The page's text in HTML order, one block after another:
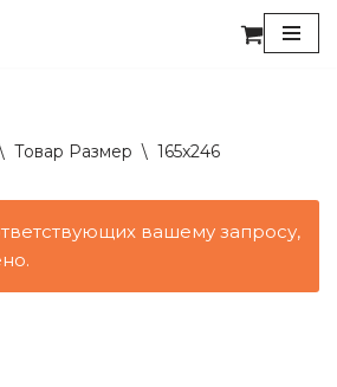
\ Товар Размер \ 165x246
вашему запросу,